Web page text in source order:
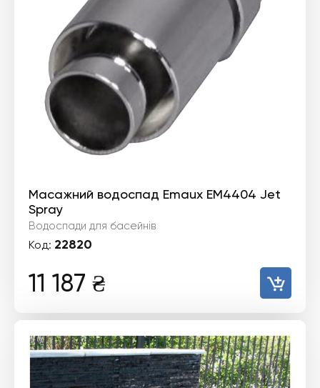
Масажний водоспад Emaux EM4404 Jet
Spray
Водоспади для басейнів
Код: 22820
11 187 ₴